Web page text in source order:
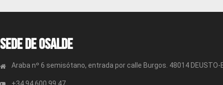
Sede de OSALDE
Araba nº 6 semisótano, entrada por calle Burgos. 48014 DEUSTO-